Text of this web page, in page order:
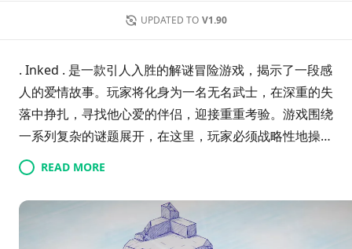
UPDATED TO V1.90
. Inked . 是一款引人入胜的解谜冒险游戏，揭示了一段感
人的爱情故事。玩家将化身为一名无名武士，在深重的失
落中挣扎，寻找他心爱的伴侣，迎接重重考验。游戏围绕
一系列复杂的谜题展开，在这里，玩家必须战略性地操控
物体，跳跃障碍，并揭开隐藏路径，以便在每个关卡中不
断进展。
READ MORE